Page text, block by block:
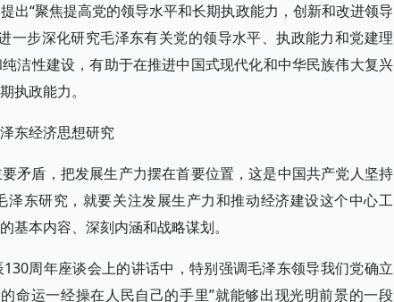
出“聚焦提高党的领导水平和长期执政能力，创新和改进领导
一步深化研究毛泽东有关党的领导水平、执政能力和党建理
洁性建设，有助于在推进中国式现代化和中华民族伟大复兴
执政能力。
东经济思想研究
矛盾，把发展生产力摆在首要位置，这是中国共产党人坚持
东研究，就要关注发展生产力和推动经济建设这个中心工
基本内容、深刻内涵和战略谋划。
周年座谈会上的讲话中，特别强调毛泽东领导我们党确立
命运一经操在人民自己的手里”就能够出现光明前景的一段